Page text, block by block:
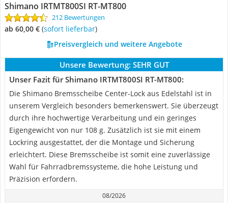
Shimano IRTMT800SI RT-MT800
212 Bewertungen
ab 60,00 € ( Sofort lieferbar)
Preisvergleich und weitere Angebote
Unsere Bewertung: SEHR GUT
Unser Fazit für Shimano IRTMT800SI RT-MT800:
Die Shimano Bremsscheibe Center-Lock aus Edelstahl ist in
unserem Vergleich besonders bemerkenswert. Sie überzeugt
durch ihre hochwertige Verarbeitung und ein geringes
Eigengewicht von nur 108 g. Zusätzlich ist sie mit einem
Lockring ausgestattet, der die Montage und Sicherung
erleichtert. Diese Bremsscheibe ist somit eine zuverlässige
Wahl für Fahrradbremssysteme, die hohe Leistung und
Präzision erfordern.
08/2026